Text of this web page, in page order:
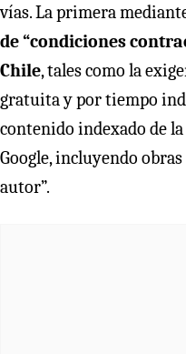
vías. La primera
de “condiciones
Chile, tales como la
gratuita y por tiempo
contenido indexado de
Google, incluyendo
autor”.